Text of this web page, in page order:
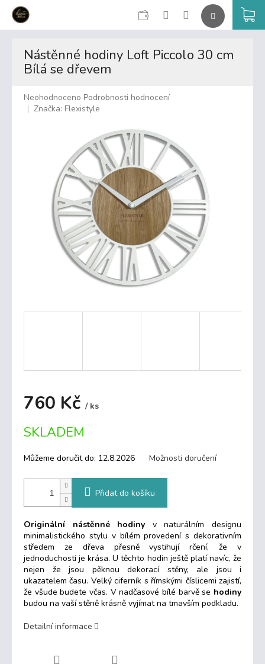
CZK
Nástěnné hodiny Loft Piccolo 30 cm
Bílá se dřevem
Průměrné
hodnocení
hvězdiček.
Neohodnoceno Podrobnosti hodnocení
Značka: Flexistyle
760 Kč / ks
cena:
SKLADEM
Můžeme doručit do: 12.8.2026 Možnosti doručení
Přidat do košíku
Originální nástěnné hodiny v naturálním designu
minimalistického stylu v bílém provedení s dekorativním
středem ze dřeva přesně vystihují rčení, že v
jednoduchosti je krása. U těchto hodin ještě platí navíc, že
nejen že jsou pěknou dekorací stěny, ale jsou i
ukazatelem času. Velký ciferník s římskými číslicemi zajistí,
že všude budete včas. V nadčasové bílé barvě se hodiny
budou na vaší stěně krásně vyjímat na tmavším podkladu.
Detailní informace